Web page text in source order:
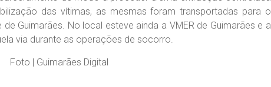
das vítimas, as mesmas foram transportadas para o
Guimarães. No local esteve ainda a VMER de Guimarães e a
via durante as operações de socorro.
Foto | Guimarães Digital